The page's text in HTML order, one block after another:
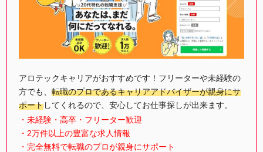
アロテックキャリアがおすすめです！フリーターや未経験の
方でも、 転職のプロであるキャリアアドバイザーが親身にサ
ポートしてくれるので、安心してお仕事探しが出来ます。
・未経験・高卒・フリーター歓迎
・2万件以上の豊富な求人情報
・完全無料で転職のプロが親身にサポート